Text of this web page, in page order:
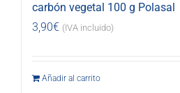
carbón vegetal 100 g Polasal
3,90€ (IVA incluido)
Añadir al carrito